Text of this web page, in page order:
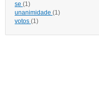
se (1)
unanimidade (1)
votos (1)